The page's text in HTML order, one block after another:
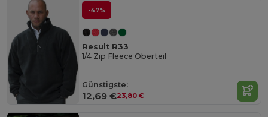
-47%
Result R33
1/4 Zip Fleece Oberteil
Günstigste:
12,69 €23,80 €